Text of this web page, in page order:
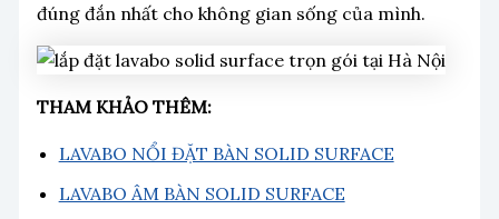
đúng đắn nhất cho không gian sống của mình.
THAM KHẢO THÊM:
LAVABO NỔI ĐẶT BÀN SOLID SURFACE
LAVABO ÂM BÀN SOLID SURFACE